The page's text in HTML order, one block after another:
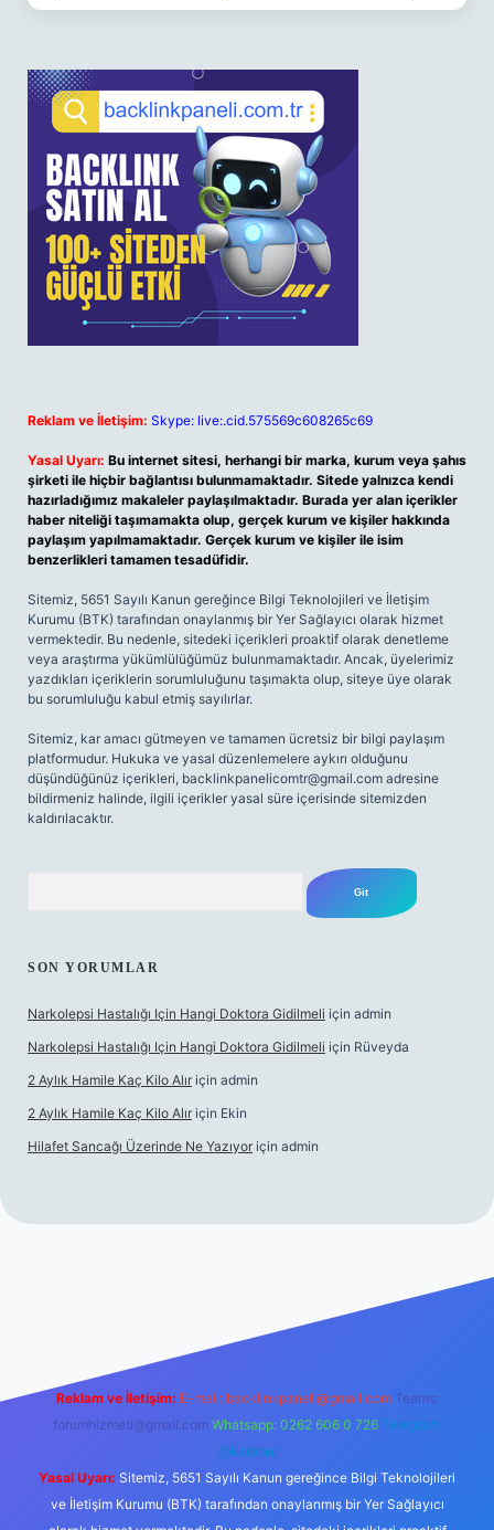
Reklam ve İletişim: Skype: live:.cid.575569c608265c69
Yasal Uyarı: Bu internet sitesi, herhangi bir marka, kurum veya şahıs
şirketi ile hiçbir bağlantısı bulunmamaktadır. Sitede yalnızca kendi
hazırladığımız makaleler paylaşılmaktadır. Burada yer alan içerikler
haber niteliği taşımamakta olup, gerçek kurum ve kişiler hakkında
paylaşım yapılmamaktadır. Gerçek kurum ve kişiler ile isim
benzerlikleri tamamen tesadüfidir.
Sitemiz, 5651 Sayılı Kanun gereğince Bilgi Teknolojileri ve İletişim
Kurumu (BTK) tarafından onaylanmış bir Yer Sağlayıcı olarak hizmet
vermektedir. Bu nedenle, sitedeki içerikleri proaktif olarak denetleme
veya araştırma yükümlülüğümüz bulunmamaktadır. Ancak, üyelerimiz
yazdıkları içeriklerin sorumluluğunu taşımakta olup, siteye üye olarak
bu sorumluluğu kabul etmiş sayılırlar.
Sitemiz, kar amacı gütmeyen ve tamamen ücretsiz bir bilgi paylaşım
platformudur. Hukuka ve yasal düzenlemelere aykırı olduğunu
düşündüğünüz içerikleri, backlinkpanelicomtr@gmail.com adresine
bildirmeniz halinde, ilgili içerikler yasal süre içerisinde sitemizden
kaldırılacaktır.
SON YORUMLAR
Narkolepsi Hastalığı Için Hangi Doktora Gidilmeli için admin
Narkolepsi Hastalığı Için Hangi Doktora Gidilmeli için Rüveyda
2 Aylık Hamile Kaç Kilo Alır için admin
2 Aylık Hamile Kaç Kilo Alır için Ekin
Hilafet Sancağı Üzerinde Ne Yazıyor için admin
Reklam ve İletişim: E-mail: backlinkpaneli@gmail.com Teams:
forumhizmeti@gmail.com Whatsapp: 0262 606 0 726 Telegram:
@karabul
Yasal Uyarı: Sitemiz, 5651 Sayılı Kanun gereğince Bilgi Teknolojileri
ve İletişim Kurumu (BTK) tarafından onaylanmış bir Yer Sağlayıcı